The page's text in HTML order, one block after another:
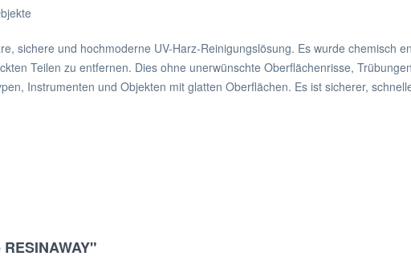
sichere und hochmoderne UV-Harz-Reinigungslösung. Es wurde chemisch
Teilen zu entfernen. Dies ohne unerwünschte Oberflächenrisse,
Instrumenten und Objekten mit glatten Oberflächen. Es ist sicherer,